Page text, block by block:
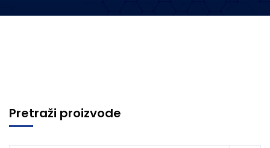
Pretraži proizvode